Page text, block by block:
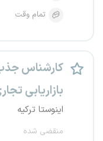
تمام وقت
کارشناس
بازاریابی
اینوستا ترکیه
منقضی شده